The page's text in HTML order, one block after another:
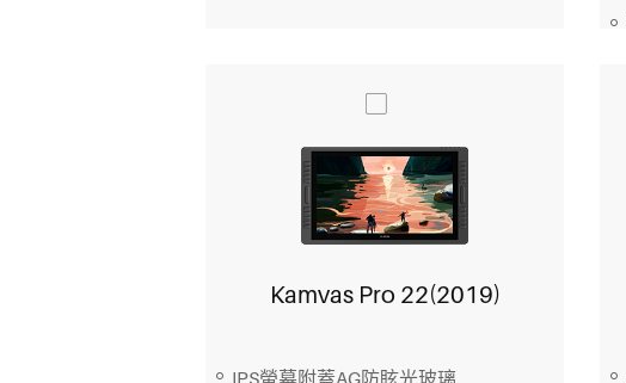
Kamvas Pro 22(2019)
IPS螢幕附蓋AG防眩光玻璃